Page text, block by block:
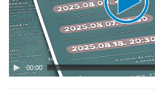
00:00